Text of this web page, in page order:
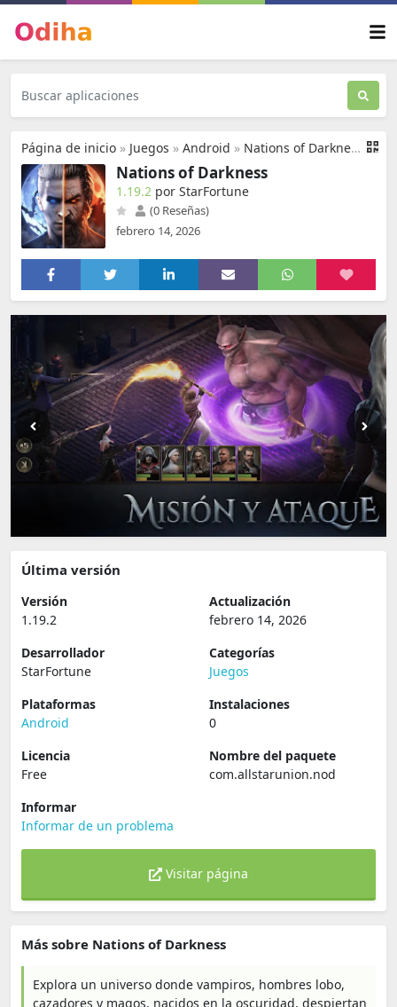
Página de inicio » Juegos » Android » Nations of Darkness
Nations of Darkness
1.19.2 por StarFortune
(0 Reseñas)
febrero 14, 2026
Última versión
Versión
1.19.2
Actualización
febrero 14, 2026
Desarrollador
StarFortune
Categorías
Juegos
Plataformas
Android
Instalaciones
0
Licencia
Free
Nombre del paquete
com.allstarunion.nod
Informar
Informar de un problema
Visitar página
Más sobre Nations of Darkness
Explora un universo donde vampiros, hombres lobo,
cazadores y magos, nacidos en la oscuridad, despiertan